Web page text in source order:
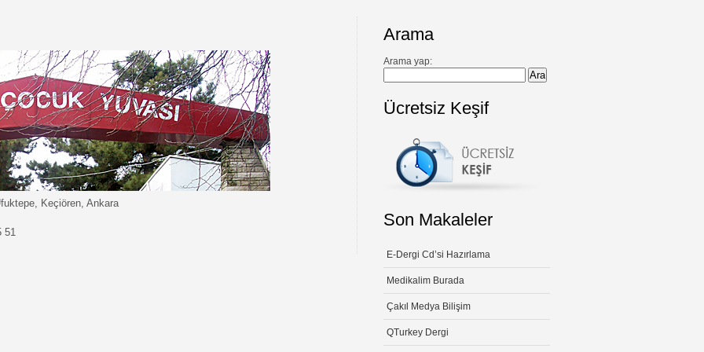
Keçiören, Ankara
51
Arama
Arama yap:
Ücretsiz Keşif
Son Makaleler
E-Dergi Cd’si Hazırlama
Medikalim Burada
Çakıl Medya Bilişim
QTurkey Dergi